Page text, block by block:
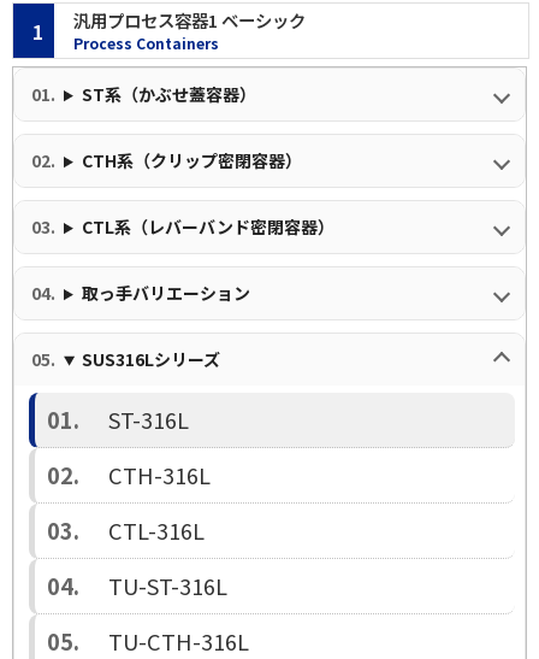
きや排出作業の効率化を実
現。
汎用プロセス容器1 ベーシック
Process Containers
1
ST系（かぶせ蓋容器）
CTH系（クリップ密閉容器）
CTL系（レバーバンド密閉容器）
取っ手バリエーション
SUS316Lシリーズ
ST-316L
CTH-316L
CTL-316L
TU-ST-316L
TU-CTH-316L